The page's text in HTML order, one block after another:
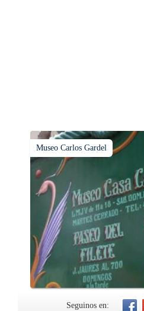
Museo Carlos Gardel
Seguinos en: